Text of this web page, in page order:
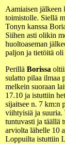
Aamiaisen jälkeen
toimistolle. Siellä
Tonyn kanssa
Siihen asti olikin
huoltoaseman
paljon ja tietöitä oli
Perillä Borissa
sulatto pilaa ilmaa
melkein suoraan
17.10 ja istuttiin
sijaitsee n. 7 km:n
viihtyisiä ja suuria.
tuntuvasti ja täällä
arviolta lähelle 10
Loppuilta istuttiin